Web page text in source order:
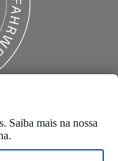
Saiba mais na nossa